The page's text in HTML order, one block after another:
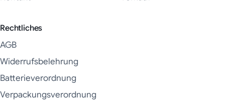
Rechtliches
AGB
Widerrufsbelehrung
Batterieverordnung
Verpackungsverordnung